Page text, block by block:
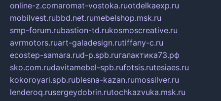
online-z.comaromat-vostoka.ruotdelkaexp.ru
mobilvest.rubbd.net.rumebelshop.msk.ru
smp-forum.rubastion-td.rukosmoscreative.ru
avrmotors.ruart-galadesign.rutiffany-c.ru
ecostep-samara.rud-p.spb.ruгалактика73.рф
sko.com.rudavitamebel-spb.rufotsis.rutesiaes.ru
kokoroyari.spb.rublesna-kazan.rumossilver.ru
lenderoq.rusergeydobrin.rutochkazvuka.msk.ru